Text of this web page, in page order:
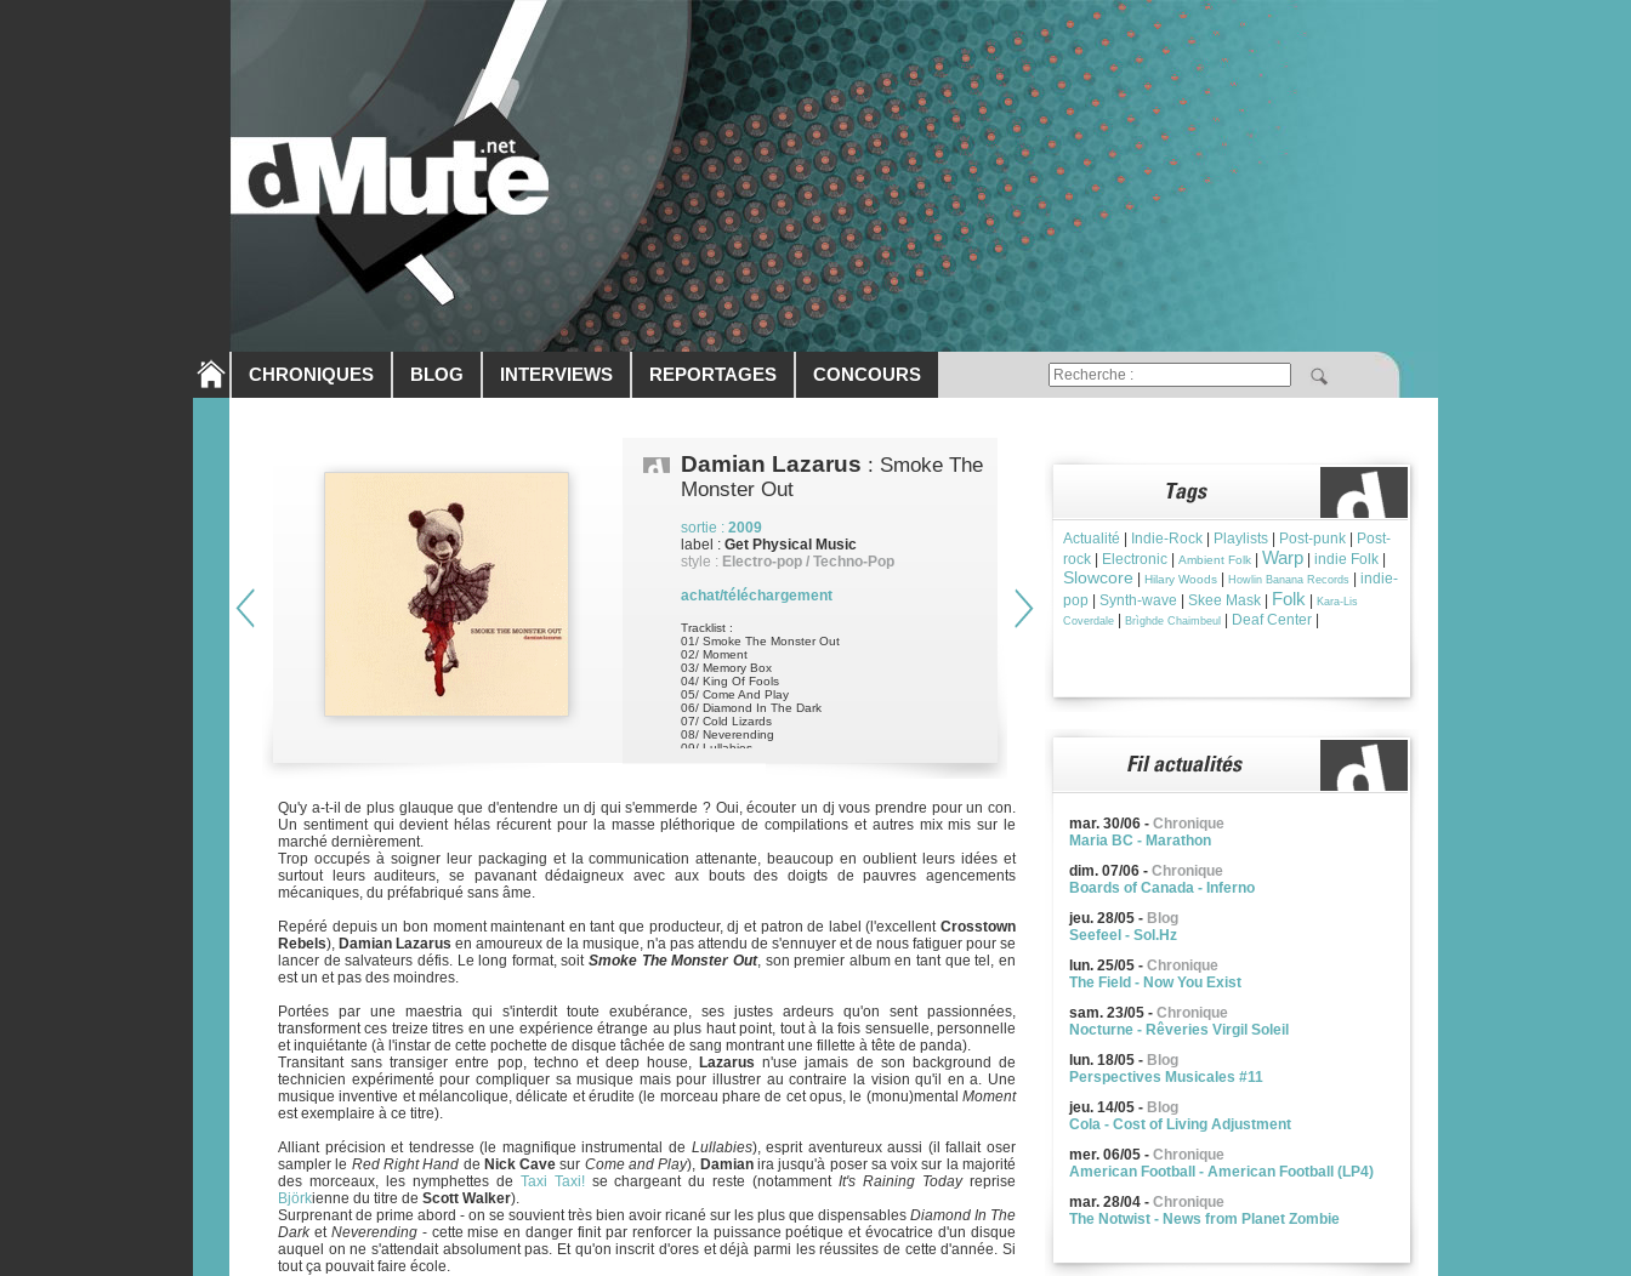
CHRONIQUES BLOG INTERVIEWS REPORTAGES CONCOURS
Damian Lazarus : Smoke The
Monster Out
sortie : 2009
label : Get Physical Music
style : Electro-pop / Techno-Pop
achat/téléchargement
Tracklist :
01/ Smoke The Monster Out
02/ Moment
03/ Memory Box
04/ King Of Fools
05/ Come And Play
06/ Diamond In The Dark
07/ Cold Lizards
08/ Neverending
09/ Lullabies
13/ After Rave Del
Qu'y a-t-il de plus glauque que d'entendre un dj qui s'emmerde ? Oui, écouter un dj vous prendre pour un con.
Un sentiment qui devient hélas récurent pour la masse pléthorique de compilations et autres mix mis sur le
marché dernièrement.
Trop occupés à soigner leur packaging et la communication attenante, beaucoup en oublient leurs idées et
surtout leurs auditeurs, se pavanant dédaigneux avec aux bouts des doigts de pauvres agencements
mécaniques, du préfabriqué sans âme.
Repéré depuis un bon moment maintenant en tant que producteur, dj et patron de label (l'excellent Crosstown
Rebels), Damian Lazarus en amoureux de la musique, n'a pas attendu de s'ennuyer et de nous fatiguer pour se
lancer de salvateurs défis. Le long format, soitSmoke The Monster Out, son premier album en tant que tel, en
est un et pas des moindres.
Portées par une maestria qui s'interdit toute exubérance, ses justes ardeurs qu'on sent passionnées,
transforment ces treize titres en une expérience étrange au plus haut point, tout à la fois sensuelle, personnelle
et inquiétante (à l'instar de cette pochette de disque tâchée de sang montrant une fillette à tête de panda).
Transitant sans transiger entre pop, techno et deep house, Lazarus n'use jamais de son background de
technicien expérimenté pour compliquer sa musique mais pour illustrer au contraire la vision qu'il en a. Une
musique inventive et mélancolique, délicate et érudite (le morceau phare de cet opus, le (monu)mental Moment
est exemplaire à ce titre).
Alliant précision et tendresse (le magnifique instrumental de Lullabies), esprit aventureux aussi (il fallait oser
sampler le Red Right Hand de Nick Cave sur Come and Play), Damianira jusqu'à poser sa voix sur la majorité
des morceaux, les nymphettes de Taxi Taxi!se chargeant du reste (notammentIt's Raining Todayreprise
Björkienne du titre de Scott Walker).
Surprenant de prime abord - on se souvient très bien avoir ricané sur les plus que dispensables Diamond In The
Darket Neverending- cette mise en danger finit par renforcer la puissance poétique et évocatrice d'un disque
auquel on ne s'attendait absolument pas. Et qu'on inscrit d'ores et déjà parmi les réussites de cette d'année. Si
tout ça pouvait faire école.
Actualité Indie-Rock Playlists Post-punk
Post-
rock
Electronic Ambient Folk Warp indie Folk
Slowcore Hilary Woods Howlin Banana Records
indie-
pop
Synth-wave Skee Mask Folk
Kara-Lis
Coverdale
Brìghde Chaimbeul Deaf Center
mar. 30/06 - Chronique
Maria BC - Marathon
dim. 07/06 - Chronique
Boards of Canada - Inferno
jeu. 28/05 - Blog
Seefeel - Sol.Hz
lun. 25/05 - Chronique
The Field - Now You Exist
sam. 23/05 - Chronique
Nocturne - Rêveries Virgil Soleil
lun. 18/05 - Blog
Perspectives Musicales #11
jeu. 14/05 - Blog
Cola - Cost of Living Adjustment
mer. 06/05 - Chronique
American Football - American Football (LP4)
mar. 28/04 - Chronique
The Notwist - News from Planet Zombie